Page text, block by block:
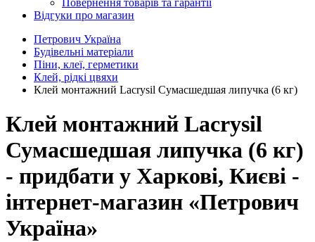
Відгуки про магазин
Петрович Україна
Будівельні матеріали
Піни, клеї, герметики
Клей, рідкі цвяхи
Клей монтажний Lacrysil Сумасшедшая липучка (6 кг)
Клей монтажний Lacrysil
Сумасшедшая липучка (6 кг)
- придбати у Харкові, Києві -
інтернет-магазин «Петрович
Україна»